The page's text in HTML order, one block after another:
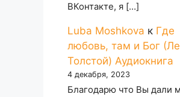
ВКонтакте, я […]
Luba Moshkova к Где
любовь, там и Бог
Толстой) Аудиокнига
4 декабря, 2023
Благодарю что Вы дали